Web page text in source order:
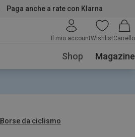
Paga anche a rate con Klarna
Il mio accountWishlistCarrello
Shop Magazine
Borse da ciclismo